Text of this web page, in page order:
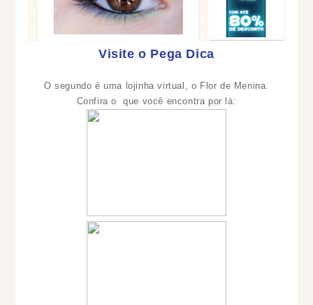
Visite o Pega Dica
O segundo é uma lojinha virtual, o Flor de Menina.
Confira o que você encontra por lá: